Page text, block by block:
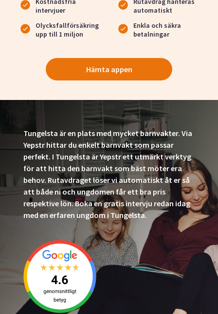
intervjuer
automatiskt
Olycksfallförsäkring
upp till 1 miljon
Enkla och säkra
betalningar
Hämta appen
Tungelsta är en plats med mycket barnvakter. Via
Yepstr hittar du enkelt barnvakt som passar
perfekt. I Tungelsta är Yepstr ett utmärkt verktyg
för att hitta den barnvakt som bäst möter era
behov. Rutavdraget löser vi automatiskt åt er så
att både ni och ungdomen får ett bra pris
respektive lön. Boka en gratis intervju redan idag
med en erfaren ungdom i Tungelsta.